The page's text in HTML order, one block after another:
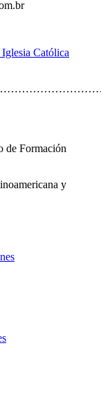
Católica
de Formación
y